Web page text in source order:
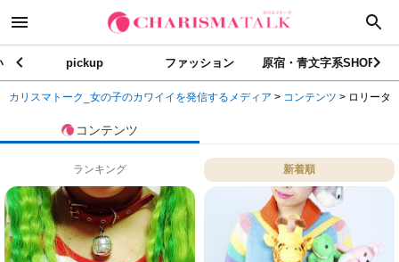
pickup ファッション 原宿・青文字系SHOP
カリスマトーク_女の子のカワイイを発信するメディア > コンテンツ > ロリータ
コンテンツ
ランキング 新着順